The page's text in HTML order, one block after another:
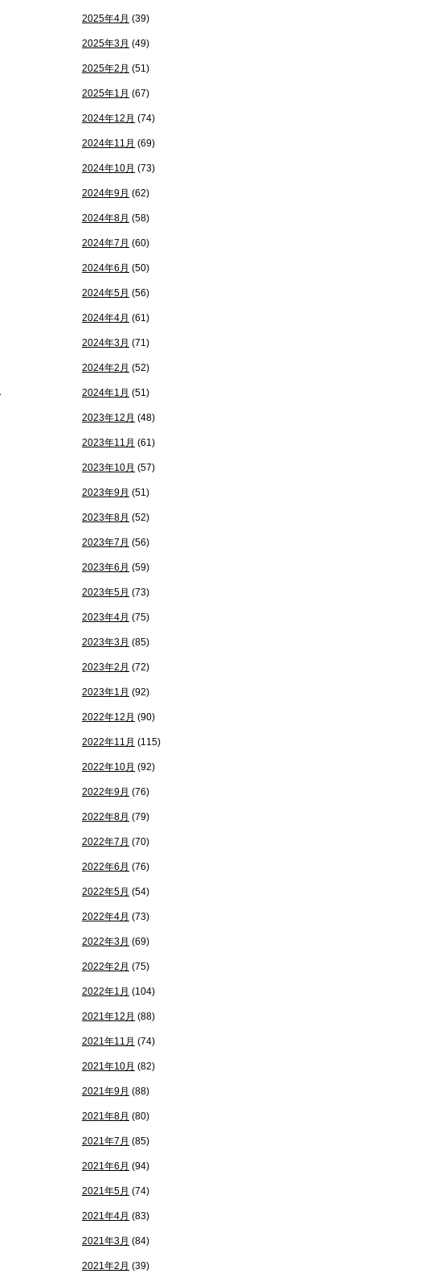
2025年4月 (39)
2025年3月 (49)
2025年2月 (51)
2025年1月 (67)
2024年12月 (74)
2024年11月 (69)
2024年10月 (73)
2024年9月 (62)
2024年8月 (58)
2024年7月 (60)
2024年6月 (50)
2024年5月 (56)
2024年4月 (61)
2024年3月 (71)
2024年2月 (52)
2024年1月 (51)
2023年12月 (48)
2023年11月 (61)
2023年10月 (57)
2023年9月 (51)
2023年8月 (52)
2023年7月 (56)
2023年6月 (59)
2023年5月 (73)
2023年4月 (75)
2023年3月 (85)
2023年2月 (72)
2023年1月 (92)
2022年12月 (90)
2022年11月 (115)
2022年10月 (92)
2022年9月 (76)
2022年8月 (79)
2022年7月 (70)
2022年6月 (76)
2022年5月 (54)
2022年4月 (73)
2022年3月 (69)
2022年2月 (75)
2022年1月 (104)
2021年12月 (88)
2021年11月 (74)
2021年10月 (82)
2021年9月 (88)
2021年8月 (80)
2021年7月 (85)
2021年6月 (94)
2021年5月 (74)
2021年4月 (83)
2021年3月 (84)
2021年2月 (39)